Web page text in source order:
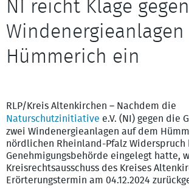
NI reicht Klage gegen
Hümmerich ein
RLP/Kreis Altenkirchen – Nachdem die
Naturschutzinitiative e.V. (NI) gegen die
zwei Windenergieanlagen auf dem
nördlichen Rheinland-Pfalz Widerspruch
Genehmigungsbehörde eingelegt hatte,
Kreisrechtsausschuss des Kreises
Erörterungstermin am 04.12.2024